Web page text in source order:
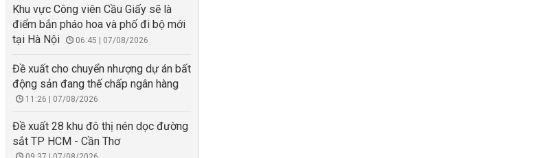
Khu vực Công viên Cầu Giấy sẽ là
điểm bắn pháo hoa và phố đi bộ mới
tại Hà Nội
06:45 | 07/08/2026
Đề xuất cho chuyển nhượng dự án bất
động sản đang thế chấp ngân hàng
11:26 | 07/08/2026
Đề xuất 28 khu đô thị nén dọc đường
sắt TP HCM - Cần Thơ